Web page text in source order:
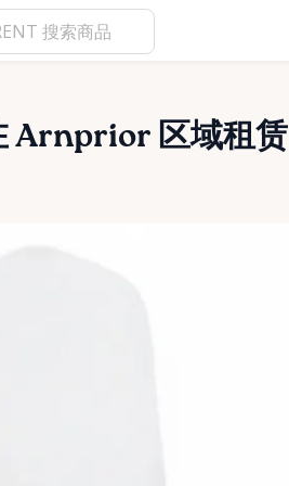
Arnprior 区域租赁